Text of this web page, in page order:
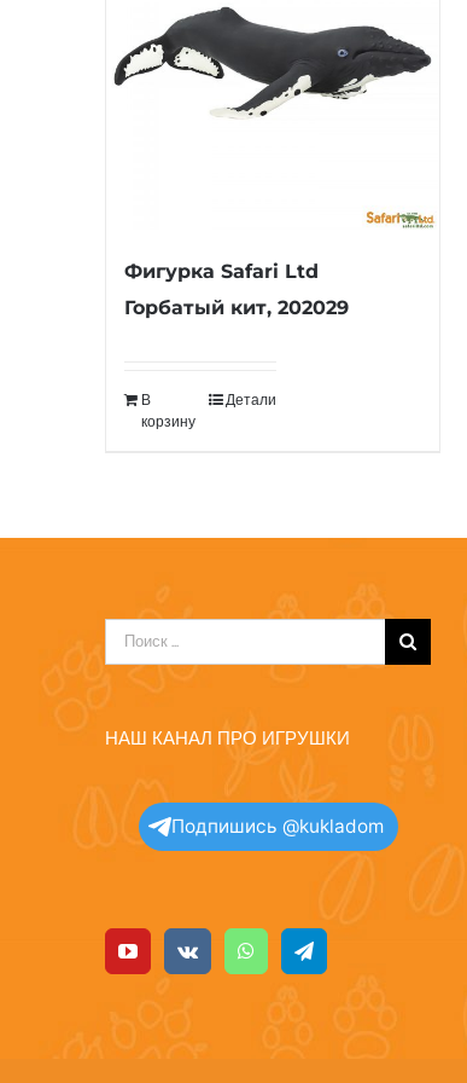
Фигурка Safari Ltd
Горбатый кит, 202029
В
корзину
Детали
Результат
поиска:
НАШ КАНАЛ ПРО ИГРУШКИ
Подпишись @kukladom